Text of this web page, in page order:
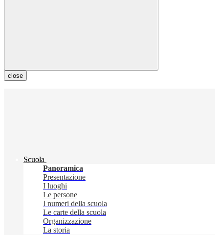
close
Scuola
Panoramica
Presentazione
I luoghi
Le persone
I numeri della scuola
Le carte della scuola
Organizzazione
La storia